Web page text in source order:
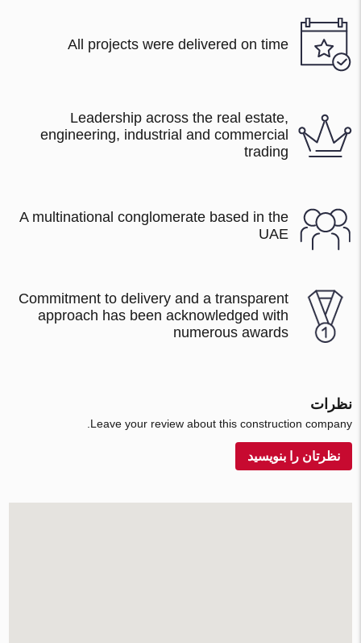
All projects were delivered on time
Leadership across the real estate,
engineering, industrial and commercial
trading
A multinational conglomerate based in the
UAE
Commitment to delivery and a transparent
approach has been acknowledged with
numerous awards
نظرات
Leave your review about this construction company.
نظرتان را بنویسید